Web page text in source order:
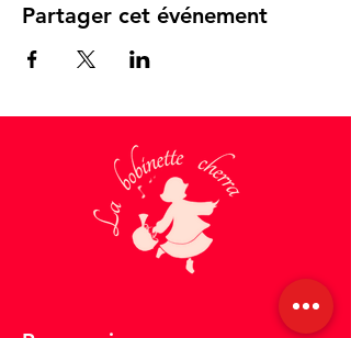
Partager cet événement